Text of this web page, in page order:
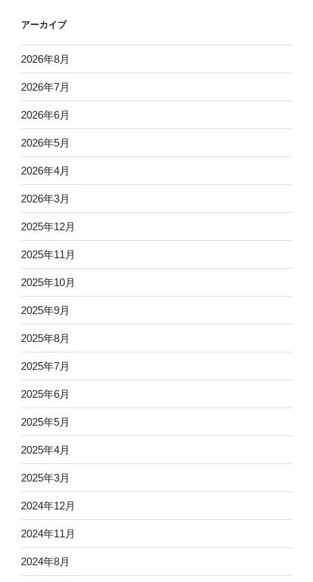
アーカイブ
2026年8月
2026年7月
2026年6月
2026年5月
2026年4月
2026年3月
2025年12月
2025年11月
2025年10月
2025年9月
2025年8月
2025年7月
2025年6月
2025年5月
2025年4月
2025年3月
2024年12月
2024年11月
2024年8月